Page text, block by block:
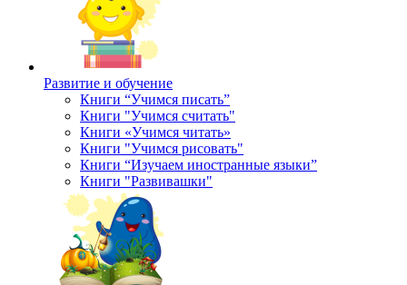
Развитие и обучение
Книги “Учимся писать”
Книги "Учимся считать"
Книги «Учимся читать»
Книги "Учимся рисовать"
Книги “Изучаем иностранные языки”
Книги "Развивашки"